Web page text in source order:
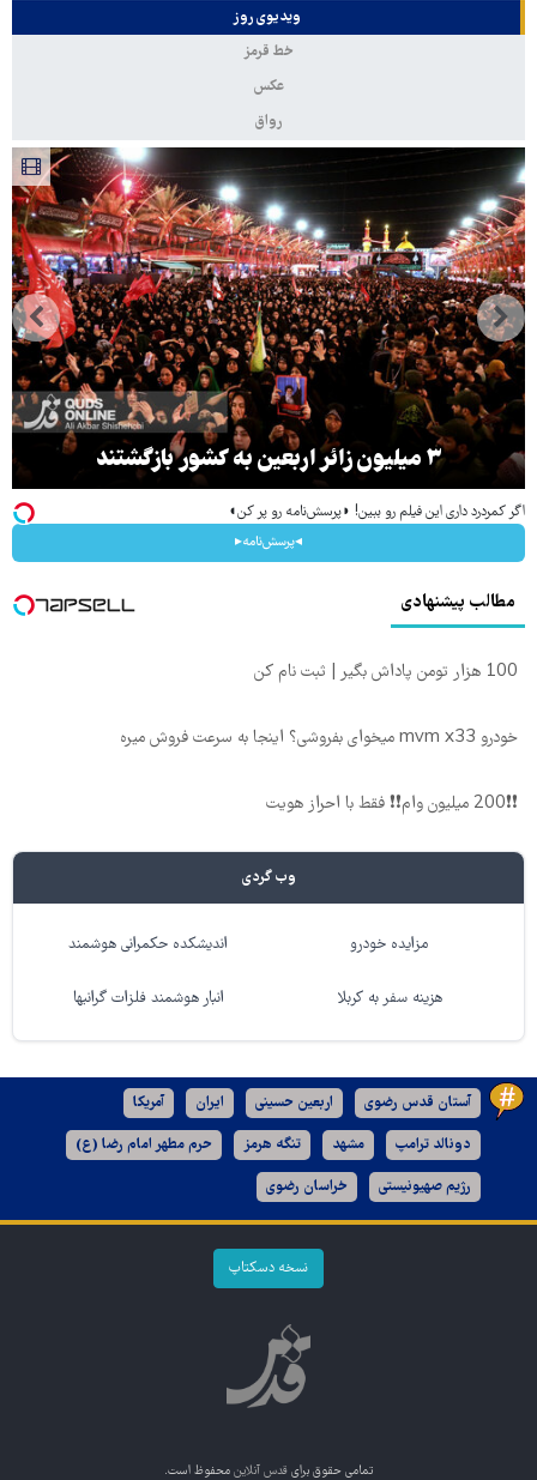
ویدیوی روز
خط قرمز
عکس
رواق
۳ میلیون زائر اربعین به کشور بازگشتند
اگر کمردرد داری این فیلم رو ببین! ◗پرسش‌نامه رو پر کن◖
◂پرسش‌نامه▸
مطالب پیشنهادی
100 هزار تومن پاداش بگیر | ثبت نام کن
خودرو mvm x33 میخوای بفروشی؟ اینجا به سرعت فروش میره
❗❗200 میلیون وام❗❗ فقط با احراز هویت
وب گردی
مزایده خودرو اندیشکده حکمرانی هوشمند
هزینه سفر به کربلا انبار هوشمند فلزات گرانبها
آستان قدس رضوی اربعین حسینی ایران آمریکا
دونالد ترامپ مشهد تنگه هرمز حرم مطهر امام رضا (ع)
رژیم صهیونیستی خراسان رضوی
نسخه دسکتاپ
تمامی حقوق برای قدس آنلاین محفوظ است.